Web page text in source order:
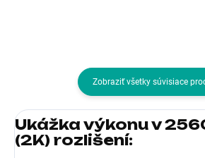
Zobraziť všetky súvisiace
Ukážka výkonu v
(2K) rozlišení: